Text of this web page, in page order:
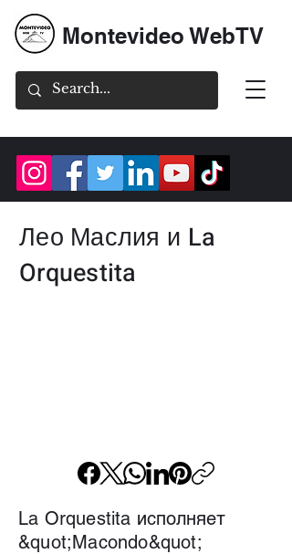
Montevideo WebTV
Лео Маслия и La
Orquestita
La Orquestita исполняет
&quot;Macondo&quot;